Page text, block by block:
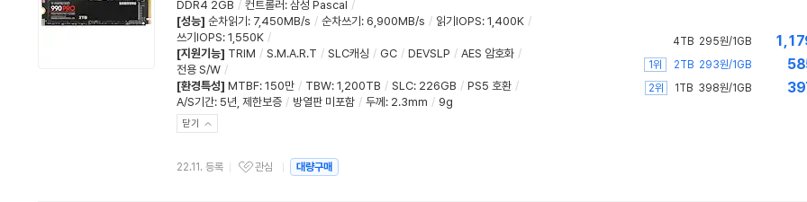
DDR4 2GB / 컨트롤러 : 삼성 Pascal /
[성능] 순차읽기 : 7,450MB/s / 순차쓰기 : 6,900MB/s / 읽기IOPS: 1,400K /
쓰기IOPS: 1,550K /
[지원기능] TRIM / S.M.A.R.T / SLC캐싱 / GC / DEVSLP / AES 암호화 /
전용 S/W /
[환경특성] MTBF: 150만 / TBW: 1,200TB / SLC: 226GB / PS5 호환 /
A/S기간: 5년 제한보증 / 방열판 미포함 / 두께 : 2.3mm / 9g
닫기
22.11. 등록 관심 대량구매
4TB 295원/1GB
1위 2TB 293원/1GB
2위 1TB 398원/1GB